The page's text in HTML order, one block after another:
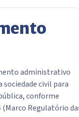
administrativo
civil para
conforme
(Marco Regulatório